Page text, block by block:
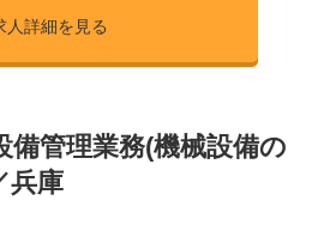
人詳細を見る
備管理業務(機械設備の
兵庫